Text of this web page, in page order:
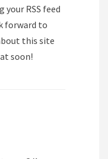
RSS feed
forward to
this site
soon!